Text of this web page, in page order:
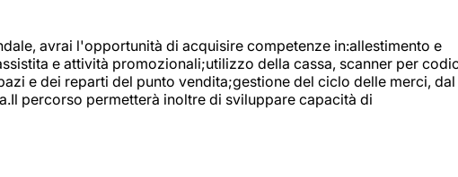
avrai l'opportunità di acquisire competenze in:allestimento e
e attività promozionali;utilizzo della cassa, scanner per
e dei reparti del punto vendita;gestione del ciclo delle merci, dal
percorso permetterà inoltre di sviluppare capacità di